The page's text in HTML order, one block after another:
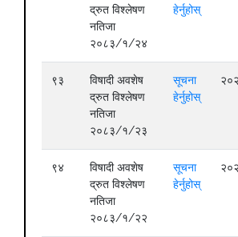
द्रुत विश्लेषण
नतिजा
२०८३/१/२४
हेर्नुहोस्
९३
विषादी अवशेष
द्रुत विश्लेषण
नतिजा
२०८३/१/२३
सूचना
हेर्नुहोस्
९४
विषादी अवशेष
द्रुत विश्लेषण
नतिजा
२०८३/१/२२
सूचना
हेर्नुहोस्